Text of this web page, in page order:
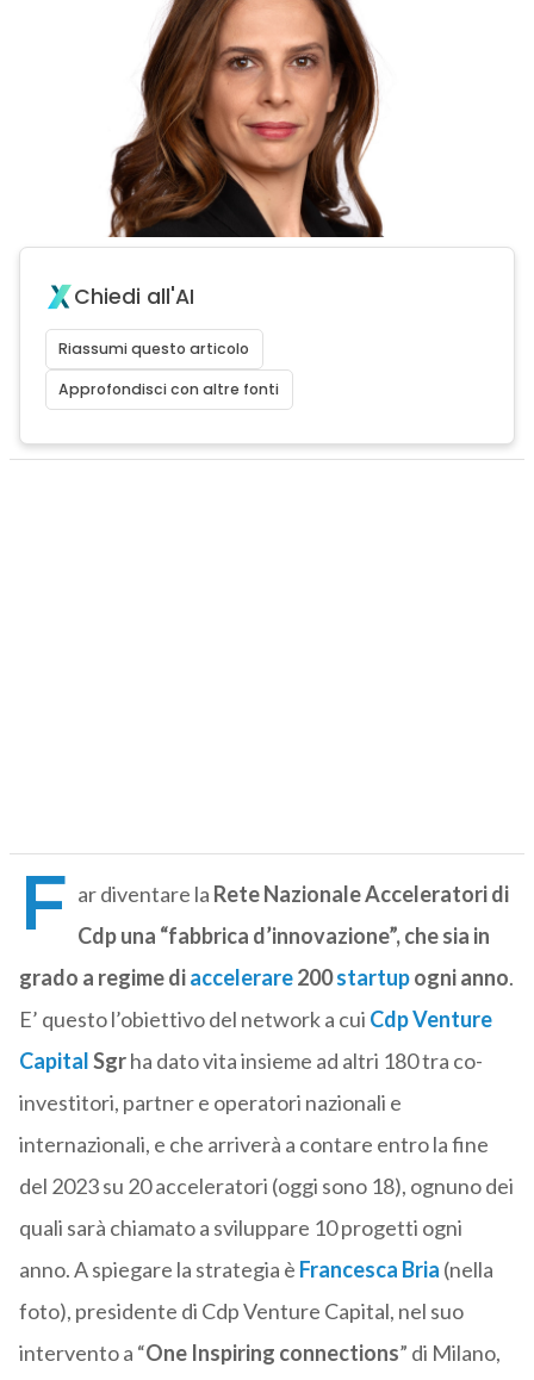
Chiedi all'AI
Riassumi questo articolo
Approfondisci con altre fonti
F ar diventare la Rete Nazionale Acceleratori di
Cdp una “fabbrica d’innovazione”, che sia in
grado a regime diaccelerare200startupogni anno.
E’ questo l’obiettivo del network a cui Cdp Venture
CapitalSgrha dato vita insieme ad altri 180 tra co-
investitori, partner e operatori nazionali e
internazionali, e che arriverà a contare entro la fine
del 2023 su 20 acceleratori (oggi sono 18), ognuno dei
quali sarà chiamato a sviluppare 10 progetti ogni
anno. A spiegare la strategia è Francesca Bria (nella
foto), presidente di Cdp Venture Capital, nel suo
intervento a “One Inspiring connections” di Milano,